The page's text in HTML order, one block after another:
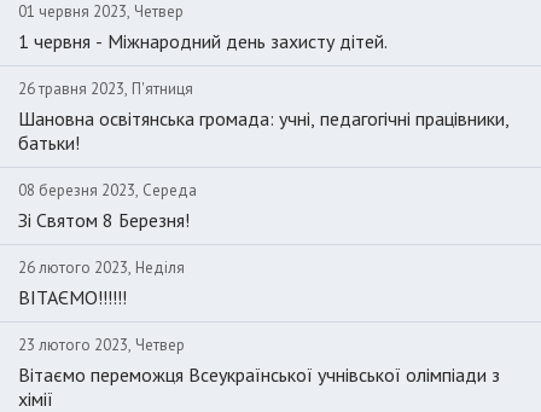
01 червня 2023, Четвер
1 червня - Міжнародний день захисту дітей.
26 травня 2023, П'ятниця
Шановна освітянська громада: учні, педагогічні працівники,
батьки!
08 березня 2023, Середа
Зі Святом 8 Березня!
26 лютого 2023, Неділя
ВІТАЄМО!!!!!!
23 лютого 2023, Четвер
Вітаємо переможця Всеукраїнської учнівської олімпіади з
хімії